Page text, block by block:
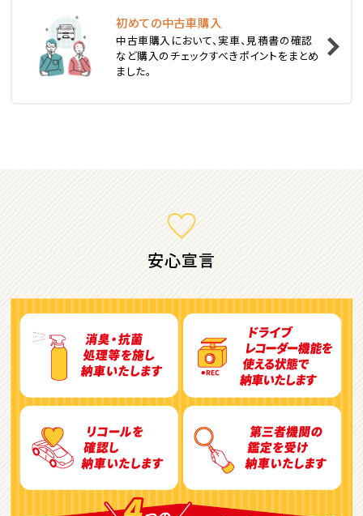
3位
トヨタ
カローラフィールダー
2
アルファード
位
トヨタ
ヴォクシー
ＳＵＶ・クロカン
初めての中古車購入
中古車購入において、実車、見積書の確認
など購入のチェックすべきポイントをまとめ
ました。
安心宣言